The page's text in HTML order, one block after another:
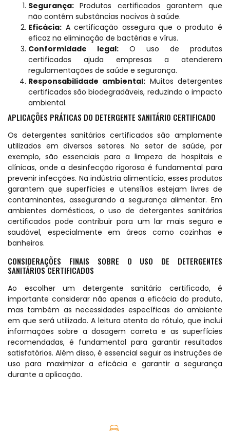
Segurança: Produtos certificados garantem que
não contêm substâncias nocivas à saúde.
Eficácia: A certificação assegura que o produto é
eficaz na eliminação de bactérias e vírus.
Conformidade legal: O uso de produtos
certificados ajuda empresas a atenderem
regulamentações de saúde e segurança.
Responsabilidade ambiental: Muitos detergentes
certificados são biodegradáveis, reduzindo o impacto
ambiental.
APLICAÇÕES PRÁTICAS DO DETERGENTE SANITÁRIO CERTIFICADO
Os detergentes sanitários certificados são amplamente
utilizados em diversos setores. No setor de saúde, por
exemplo, são essenciais para a limpeza de hospitais e
clínicas, onde a desinfecção rigorosa é fundamental para
prevenir infecções. Na indústria alimentícia, esses produtos
garantem que superfícies e utensílios estejam livres de
contaminantes, assegurando a segurança alimentar. Em
ambientes domésticos, o uso de detergentes sanitários
certificados pode contribuir para um lar mais seguro e
saudável, especialmente em áreas como cozinhas e
banheiros.
CONSIDERAÇÕES FINAIS SOBRE O USO DE DETERGENTES
SANITÁRIOS CERTIFICADOS
Ao escolher um detergente sanitário certificado, é
importante considerar não apenas a eficácia do produto,
mas também as necessidades específicas do ambiente
em que será utilizado. A leitura atenta do rótulo, que inclui
informações sobre a dosagem correta e as superfícies
recomendadas, é fundamental para garantir resultados
satisfatórios. Além disso, é essencial seguir as instruções de
uso para maximizar a eficácia e garantir a segurança
durante a aplicação.